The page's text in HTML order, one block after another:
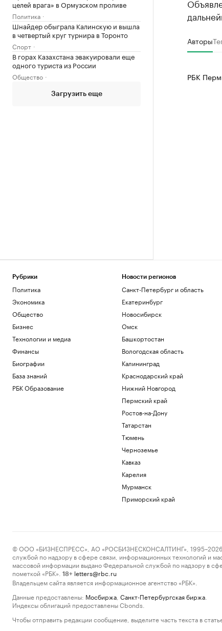
целей врага» в Ормузском проливе
Политика
Шнайдер обыграла Калинскую и вышла
в четвертый круг турнира в Торонто
Спорт
В горах Казахстана эвакуировали еще
одного туриста из России
Общество
Загрузить еще
Авторы
РБК
Рубрики
Политика
Экономика
Общество
Бизнес
Технологии и медиа
Финансы
Биографии
База знаний
РБК Образование
Новости регионов
Санкт-Петербург и область
Екатеринбург
Новосибирск
Омск
Башкортостан
Вологодская область
Калининград
Краснодарский край
Нижний Новгород
Пермский край
Ростов-на-Дону
Татарстан
Тюмень
Черноземье
Кавказ
Карелия
Мурманск
Приморский край
© ООО «БИЗНЕСПРЕСС», АО «РОСБИЗНЕСКОНСАЛТИНГ», 1995–2026.
службой по надзору в сфере связи, информационных технологий и
массовой информации выдано Федеральной службой по надзору в
пометкой «РБК».
18+ letters@rbc.ru
Владельцем сайта является информационное агентство «РБК».
Данные предоставлены: Мосбиржа Санкт-Петербургская биржа
Индексы облигаций предоставлены Cbonds.
Чтобы отправить редакции сообщение, выделите часть текста в